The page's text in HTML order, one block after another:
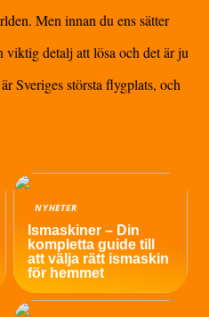
Men innan du ens sätter
viktig detalj att lösa och det är ju
Sveriges största flygplats, och
NYHETER
Ismaskiner – Din
kompletta guide till
att välja rätt ismaskin
för hemmet